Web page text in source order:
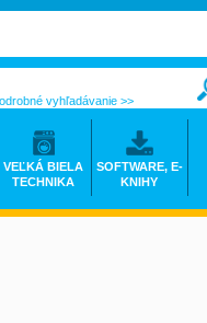
vyhľadávanie >>
VEĽKÁ BIELA
TECHNIKA
SOFTWARE, E-
KNIHY